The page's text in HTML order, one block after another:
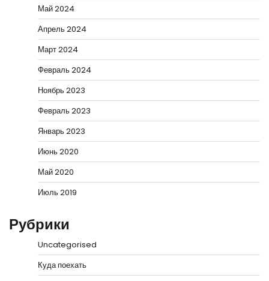
Май 2024
Апрель 2024
Март 2024
Февраль 2024
Ноябрь 2023
Февраль 2023
Январь 2023
Июнь 2020
Май 2020
Июль 2019
Рубрики
Uncategorised
Куда поехать